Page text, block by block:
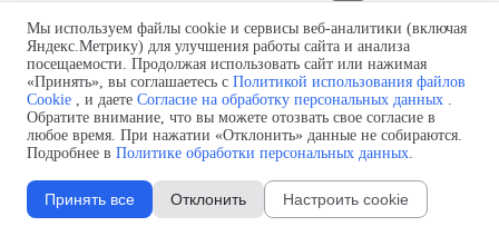
Обзор абразивостойких рукавов
Напорно-всасывающий
абразивостойкий рукав Tubi gomma
Torino ABRACORR-FRA SD 10
Пескоструйный рукав Tubi gomma
Torino ABRASAND /12
Пескоструйный рукав Tubi gomma
Рукав для штукатурки Tubi gomma
Torino ABRAPLUS 40
Мы используем файлы cookie и сервисы веб-аналитики (включая
Яндекс.Метрику) для улучшения работы сайта и анализа
посещаемости. Продолжая использовать сайт или нажимая
«Принять», вы соглашаетесь с Политикой использования файлов
Cookie , и даете Согласие на обработку персональных данных .
Обратите внимание, что вы можете отозвать свое согласие в
любое время. При нажатии «Отклонить» данные не собираются.
Подробнее в Политике обработки персональных данных.
Принять все Отклонить Настроить cookie